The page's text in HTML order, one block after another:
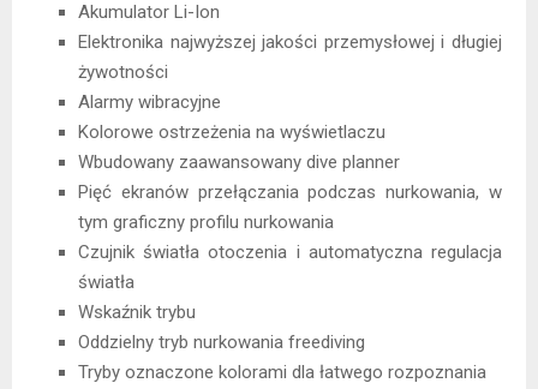
Akumulator Li-Ion
Elektronika najwyższej jakości przemysłowej i długiej
żywotności
Alarmy wibracyjne
Kolorowe ostrzeżenia na wyświetlaczu
Wbudowany zaawansowany dive planner
Pięć ekranów przełączania podczas nurkowania, w
tym graficzny profilu nurkowania
Czujnik światła otoczenia i automatyczna regulacja
światła
Wskaźnik trybu
Oddzielny tryb nurkowania freediving
Tryby oznaczone kolorami dla łatwego rozpoznania